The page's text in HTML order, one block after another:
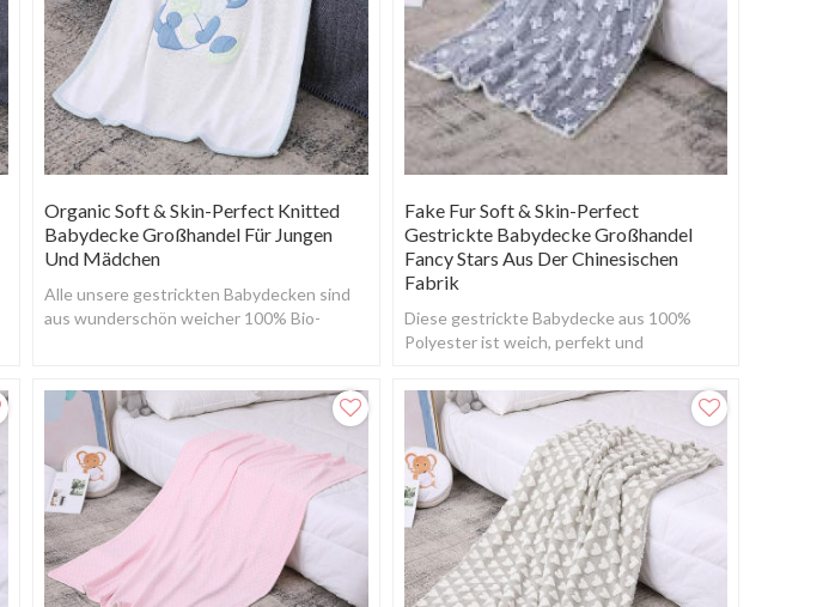
Organic Soft & Skin-Perfect Knitted
Babydecke Großhandel Für Jungen
Und Mädchen
Alle unsere gestrickten Babydecken sind
aus wunderschön weicher 100% Bio-
Fake Fur Soft & Skin-Perfect
Gestrickte Babydecke Großhandel
Fancy Stars Aus Der Chinesischen
Fabrik
Diese gestrickte Babydecke aus 100%
Polyester ist weich, perfekt und